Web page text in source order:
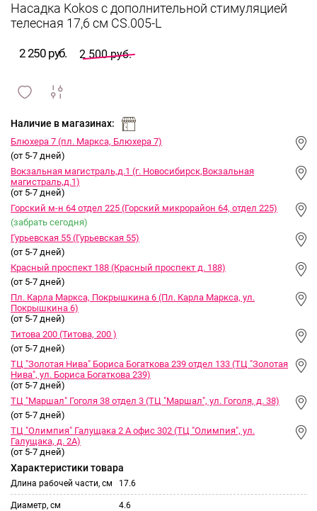
2 250 руб. 2 500 руб.
и
Наличие в магазинах:
Блюхера 7 (пл. Маркса, Блюхера 7)
(от 5-7 дней)
Вокзальная магистраль,д.1 (г. Новосибирск,Вокзальная
магистраль,д.1)
(от 5-7 дней)
Горский м-н 64 отдел 225 (Горский микрорайон 64, отдел 225)
(забрать сегодня)
Гурьевская 55 (Гурьевская 55)
(от 5-7 дней)
Красный проспект 188 (Красный проспект д. 188)
(от 5-7 дней)
Пл. Карла Маркса, Покрышкина 6 (Пл. Карла Маркса, ул.
Покрышкина 6)
(от 5-7 дней)
Титова 200 (Титова, 200 )
(от 5-7 дней)
ТЦ "Золотая Нива" Бориса Богаткова 239 отдел 133 (ТЦ "Золотая
Нива", ул. Бориса Богаткова 239)
(от 5-7 дней)
ТЦ "Маршал" Гоголя 38 отдел 3 (ТЦ "Маршал", ул. Гоголя, д. 38)
(от 5-7 дней)
ТЦ "Олимпия" Галущака 2 А офис 302 (ТЦ "Олимпия", ул.
Галущака, д. 2А)
(от 5-7 дней)
Характеристики товара
Длина рабочей части, см 17.6
Диаметр, см 4.6